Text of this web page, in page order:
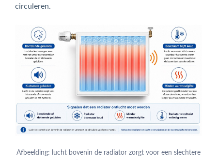
circuleren.
Afbeelding: lucht bovenin de radiator zorgt voor een slechtere